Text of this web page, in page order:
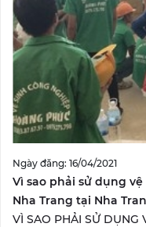
Ngày đăng: 16/04/2021
Vì sao phải sử dụng
Nha Trang tại Nha
VÌ SAO PHẢI SỬ DỤNG